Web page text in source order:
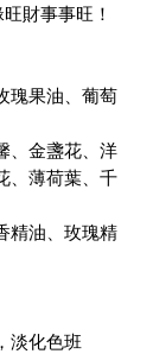
財事事旺！
瑰果油、葡萄
、金盞花、洋
、薄荷葉、千
精油、玫瑰精
淡化色班